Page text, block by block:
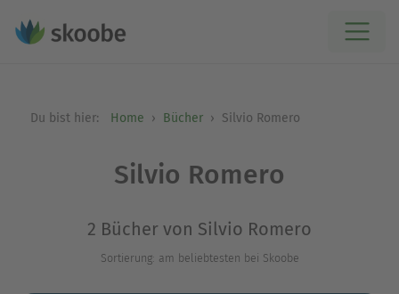
Du bist hier: Home Bücher Silvio Romero
Silvio Romero
2 Bücher von Silvio Romero
Sortierung: am beliebtesten bei Skoobe